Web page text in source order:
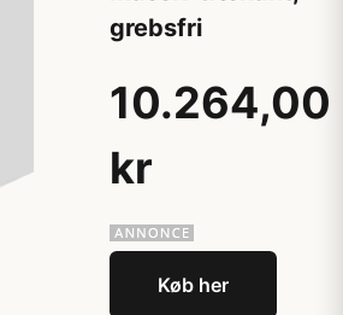
grebsfri
10.264,00
kr
Køb her